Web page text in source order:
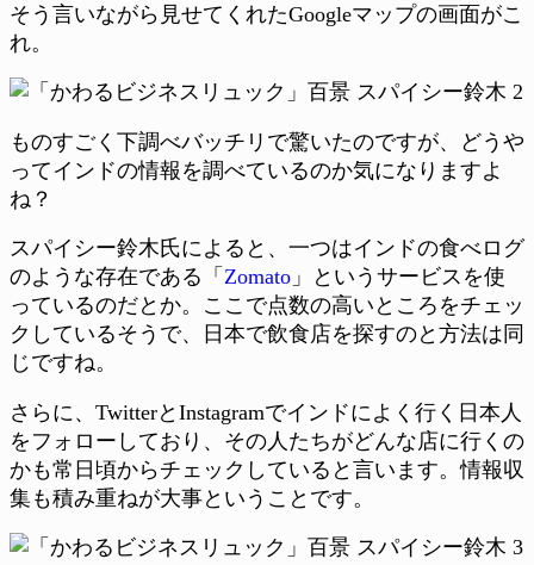
そう言いながら見せてくれたGoogleマップの画面がこ
れ。
ものすごく下調べバッチリで驚いたのですが、どうや
ってインドの情報を調べているのか気になりますよ
ね？
スパイシー鈴木氏によると、一つはインドの食べログ
のような存在である「 Zomato 」というサービスを使
っているのだとか。ここで点数の高いところをチェッ
クしているそうで、日本で飲食店を探すのと方法は同
じですね。
さらに、TwitterとInstagramでインドによく行く日本人
をフォローしており、その人たちがどんな店に行くの
かも常日頃からチェックしていると言います。情報収
集も積み重ねが大事ということです。